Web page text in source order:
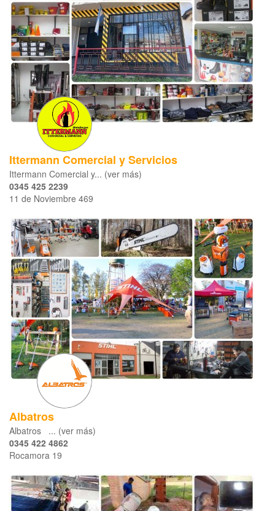
Ittermann Comercial y Servicios
Ittermann Comercial y... (ver más)
0345 425 2239
11 de Noviembre 469
Albatros
Albatros ... (ver más)
0345 422 4862
Rocamora 19